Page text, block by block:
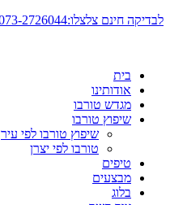
דלג
לבדיקה חינם צלצלו:073-2726044
בית
אודותינו
מגדש טורבו
שיפוץ טורבו
שיפוץ טורבו לפי עיר
טורבו לפי יצרן
טיפים
מבצעים
בלוג